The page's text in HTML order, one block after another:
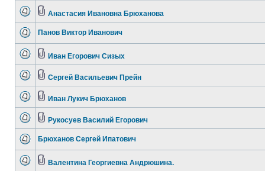
Анастасия Ивановна Брюханова
Панов Виктор Иванович
Иван Егорович Сизых
Сергей Васильевич Прейн
Иван Лукич Брюханов
Рукосуев Василий Егорович
Брюханов Сергей Ипатович
Валентина Георгиевна Андрюшина.